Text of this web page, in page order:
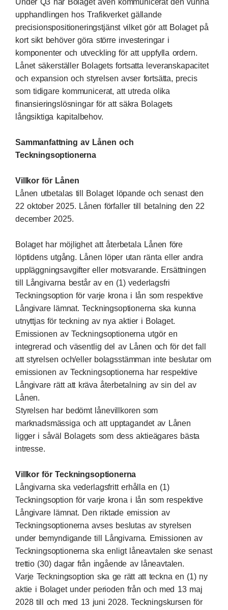
Under Q3 har Bolaget även kommunicerat den vunna
upphandlingen hos Trafikverket gällande
precisionspositioneringstjänst vilket gör att Bolaget på
kort sikt behöver göra större investeringar i
komponenter och utveckling för att uppfylla ordern.
Lånet säkerställer Bolagets fortsatta leveranskapacitet
och expansion och styrelsen avser fortsätta, precis
som tidigare kommunicerat, att utreda olika
finansieringslösningar för att säkra Bolagets
långsiktiga kapitalbehov.
Sammanfattning av Lånen och
Teckningsoptionerna
Villkor för Lånen
Lånen utbetalas till Bolaget löpande och senast den
22 oktober 2025. Lånen förfaller till betalning den 22
december 2025.
Bolaget har möjlighet att återbetala Lånen före
löptidens utgång. Lånen löper utan ränta eller andra
uppläggningsavgifter eller motsvarande. Ersättningen
till Långivarna består av en (1) vederlagsfri
Teckningsoption för varje krona i lån som respektive
Långivare lämnat. Teckningsoptionerna ska kunna
utnyttjas för teckning av nya aktier i Bolaget.
Emissionen av Teckningsoptionerna utgör en
integrerad och väsentlig del av Lånen och för det fall
att styrelsen och/eller bolagsstämman inte beslutar om
emissionen av Teckningsoptionerna har respektive
Långivare rätt att kräva återbetalning av sin del av
Lånen.
Styrelsen har bedömt lånevillkoren som
marknadsmässiga och att upptagandet av Lånen
ligger i såväl Bolagets som dess aktieägares bästa
intresse.
Villkor för Teckningsoptionerna
Långivarna ska vederlagsfritt erhålla en (1)
Teckningsoption för varje krona i lån som respektive
Långivare lämnat. Den riktade emission av
Teckningsoptionerna avses beslutas av styrelsen
under bemyndigande till Långivarna. Emissionen av
Teckningsoptionerna ska enligt låneavtalen ske senast
trettio (30) dagar från ingående av låneavtalen.
Varje Teckningsoption ska ge rätt att teckna en (1) ny
aktie i Bolaget under perioden från och med 13 maj
2028 till och med 13 juni 2028. Teckningskursen för